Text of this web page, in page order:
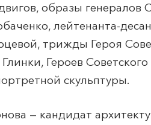
образы генералов
лейтенанта-
трижды Героя
Героев
скульптуры.
— кандидат